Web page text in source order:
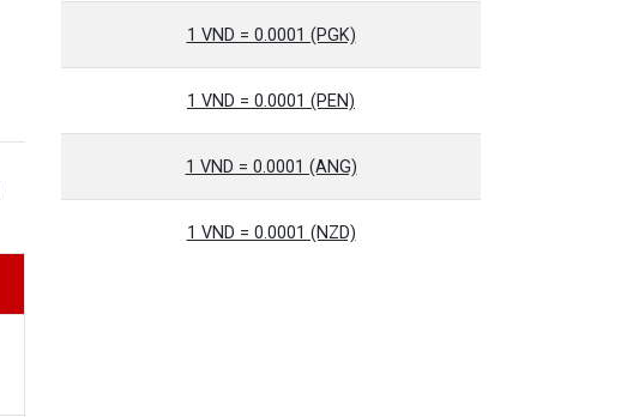
1 VND = 0.0001 (PGK)
1 VND = 0.0001 (PEN)
1 VND = 0.0001 (ANG)
1 VND = 0.0001 (NZD)